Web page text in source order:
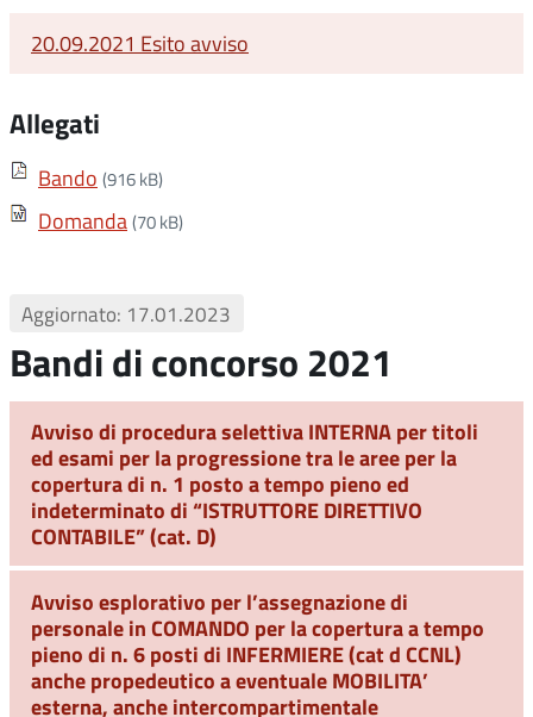
20.09.2021 Esito avviso
Allegati
Bando (916 kB)
Domanda (70 kB)
Aggiornato: 17.01.2023
Bandi di concorso 2021
Avviso di procedura selettiva INTERNA per titoli
ed esami per la progressione tra le aree per la
copertura di n. 1 posto a tempo pieno ed
indeterminato di “ISTRUTTORE DIRETTIVO
CONTABILE” (cat. D)
Avviso esplorativo per l’assegnazione di
personale in COMANDO per la copertura a tempo
pieno di n. 6 posti di INFERMIERE (cat d CCNL)
anche propedeutico a eventuale MOBILITA’
esterna, anche intercompartimentale